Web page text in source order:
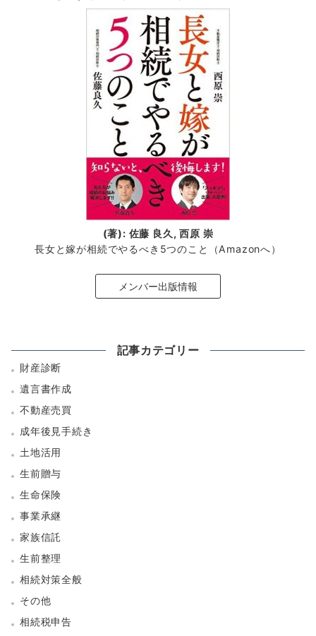
(著): 佐藤 良久, 西原 崇
長女と嫁が相続でやるべき5つのこと（Amazonへ）
メンバー出版情報
記事カテゴリー
財産診断
遺言書作成
不動産売買
成年後見手続き
土地活用
生前贈与
生命保険
事業承継
家族信託
生前整理
相続対策全般
その他
相続税申告